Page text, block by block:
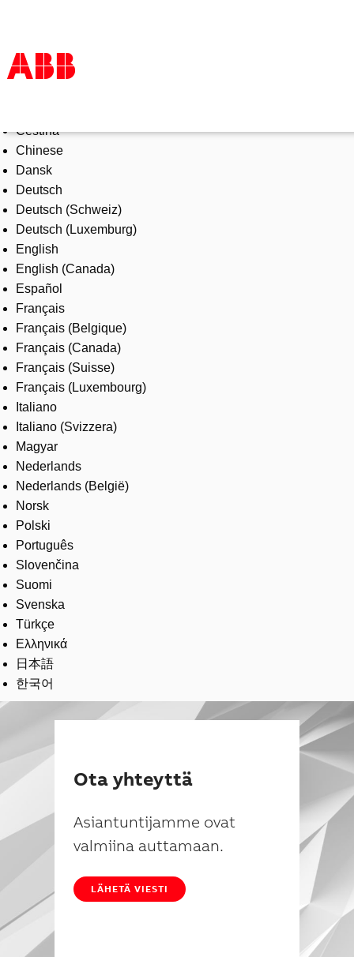
Tuotteet ja järjestelmät
Toimialat
Palvelut
ABB lyhyesti
Mistä ostaa
Ota yhteyttä
ABB-uralle
Čeština
Chinese
Dansk
Deutsch
Deutsch (Schweiz)
Deutsch (Luxemburg)
English
English (Canada)
Español
Français
Français (Belgique)
Français (Canada)
Français (Suisse)
Français (Luxembourg)
Italiano
Italiano (Svizzera)
Magyar
Nederlands
Nederlands (België)
Norsk
Polski
Português
Slovenčina
Suomi
Svenska
Türkçe
Ελληνικά
日本語
한국어
Ota yhteyttä
Asiantuntijamme ovat
valmiina auttamaan.
LÄHETÄ VIESTI